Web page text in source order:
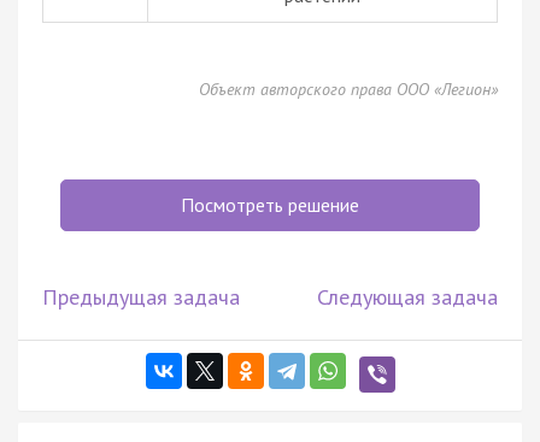
Объект авторского права ООО «Легион»
Посмотреть решение
Предыдущая задача Следующая задача